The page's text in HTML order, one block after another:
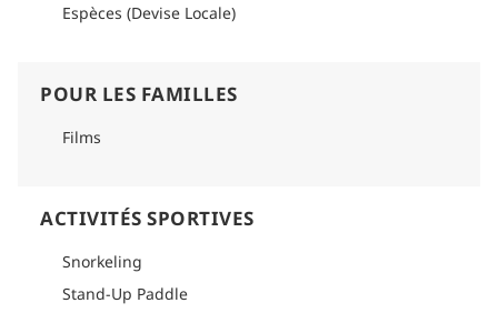
Espèces (Devise Locale)
POUR LES FAMILLES
Films
ACTIVITÉS SPORTIVES
Snorkeling
Stand-Up Paddle